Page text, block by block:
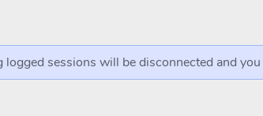
sessions will be disconnected and